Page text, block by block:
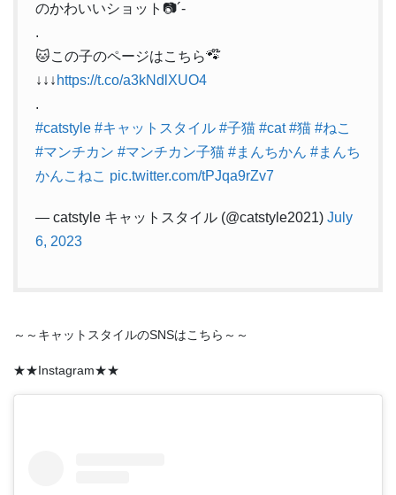
のかわいいショット📷´-
.
🐱この子のページはこちら🐾໊
↓↓↓ https://t.co/a3kNdlXUO4
.
#catstyle #キャットスタイル #子猫 #cat #猫 #ねこ
#マンチカン #マンチカン子猫 #まんちかん #まんち
かんこねこ pic.twitter.com/tPJqa9rZv7
— catstyle キャットスタイル (@catstyle2021) July
6, 2023
～～キャットスタイルのSNSはこちら～～
★★Instagram★★